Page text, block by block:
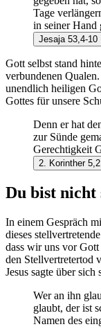
Tage
in seiner Hand
Jesaja 53,4-10
Gott selbst stand
verbundenen
unendlich heiligen
Gottes für unsere
Denn er hat
zur Sünde
Gerechtigkeit
2. Korinther
Du bist nicht
In einem Gespräch
dieses
dass wir uns vor Gott
den Stellvertretertod
Jesus sagte über sich
Wer an ihn
glaubt, der ist
Namen des